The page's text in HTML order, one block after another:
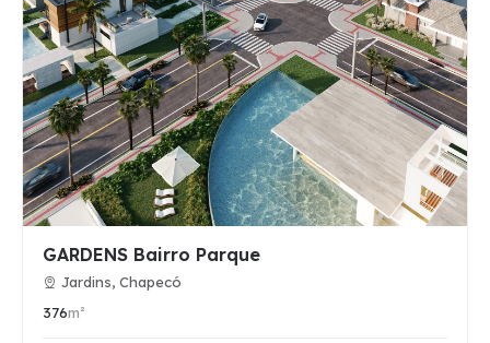
GARDENS Bairro Parque
Jardins, Chapecó
376m²